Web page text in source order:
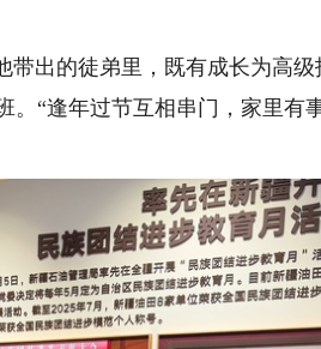
出的徒弟里，既有成长为高级
“逢年过节互相串门，家里有